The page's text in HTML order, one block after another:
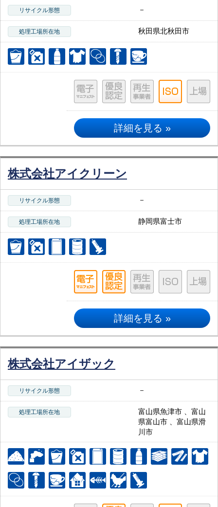
リサイクル形態 －
処理工場所在地 秋田県北秋田市
詳細を見る »
株式会社アイクリーン
リサイクル形態 －
処理工場所在地 静岡県富士市
詳細を見る »
株式会社アイザック
リサイクル形態 －
処理工場所在地
富山県魚津市 、富山
県富山市 、富山県滑
川市